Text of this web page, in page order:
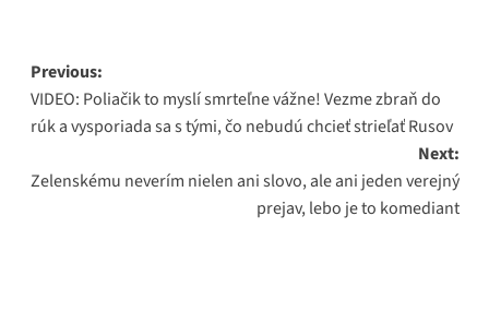
Post
navigation
Previous:
VIDEO: Poliačik to myslí smrteľne vážne! Vezme zbraň do
rúk a vysporiada sa s tými, čo nebudú chcieť strieľať Rusov
Next:
Zelenskému neverím nielen ani slovo, ale ani jeden verejný
prejav, lebo je to komediant